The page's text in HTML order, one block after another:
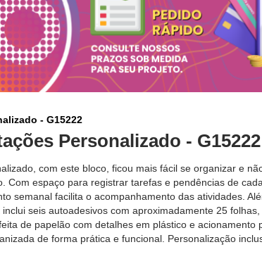
- G15222
Personalizado - G15222
com este bloco, ficou mais fácil se organizar e
Com espaço para registrar tarefas e pendências de
semanal facilita o acompanhamento das atividades.
seis autoadesivos com aproximadamente 25
de papelão com detalhes em plástico e acionamento
de forma prática e funcional. Personalização